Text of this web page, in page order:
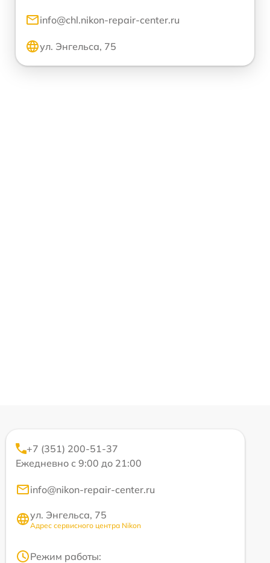
info@chl.nikon-repair-center.ru
ул. Энгельса, 75
+7 (351) 200-51-37
Ежедневно с 9:00 до 21:00
info@nikon-repair-center.ru
ул. Энгельса, 75
Адрес сервисного центра Nikon
Режим работы: